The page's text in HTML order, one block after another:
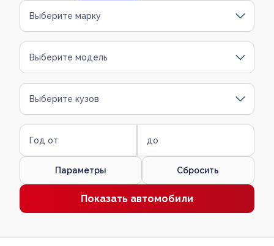
Выберите марку
Выберите модель
Выберите кузов
Год от до
Параметры Сбросить
Показать автомобили